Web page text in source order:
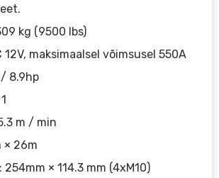
kg (9500 lbs)
12V, maksimaalsel võimsusel 550A
/ 8.9hp
m / min
× 26m
× 114.3 mm (4xM10)